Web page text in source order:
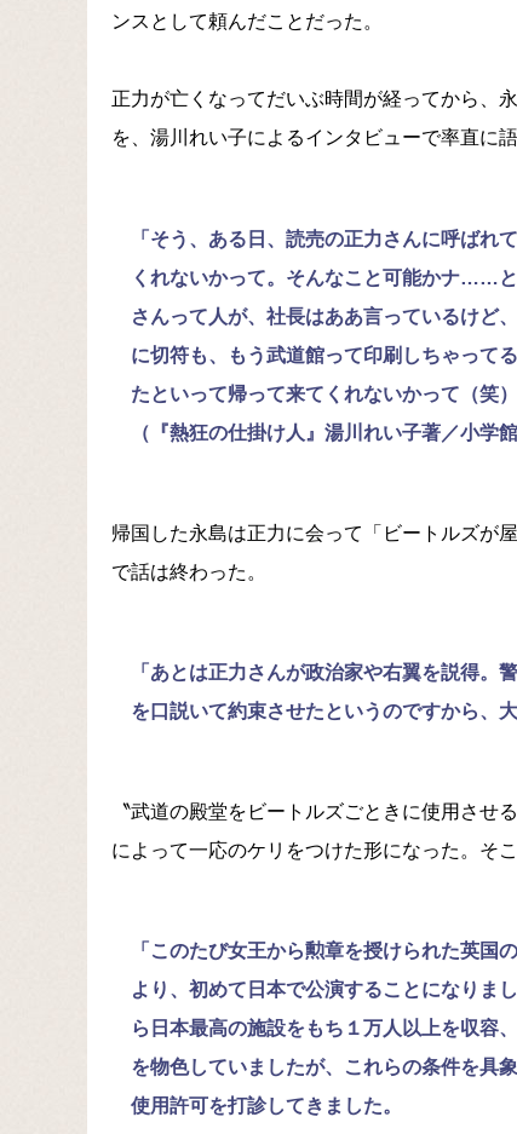
ンスとして頼んだことだった。
正力が亡くなってだいぶ時間が経ってから、
を、湯川れい子によるインタビューで率直に語
「そう、ある日、読売の正力さんに呼ばれ
くれないかって。そんなこと可能かナ……
さんって人が、社長はああ言っているけど
に切符も、もう武道館って印刷しちゃって
たといって帰って来てくれないかって（笑）
（『熱狂の仕掛け人』湯川れい子著／小学館
帰国した永島は正力に会って「ビートルズが
で話は終わった。
「あとは正力さんが政治家や右翼を説得。
を口説いて約束させたというのですから、
〝武道の殿堂をビートルズごときに使用さ
によって一応のケリをつけた形になった。そ
「このたび女王から勲章を授けられた英国
より、初めて日本で公演することになりま
ら日本最高の施設をもち１万人以上を収容
を物色していましたが、これらの条件を具
使用許可を打診してきました。